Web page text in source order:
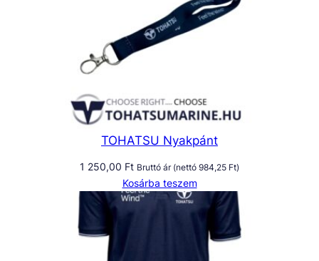
TOHATSU Nyakpánt
1 250,00 Ft Bruttó ár (nettó 984,25 Ft)
Kosárba teszem